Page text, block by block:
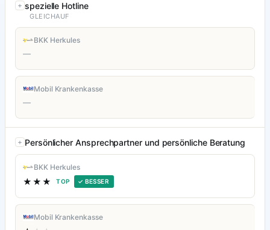
spezielle Hotline
GLEICHAUF
BKK Herkules
—
Mobil Krankenkasse
—
Persönlicher Ansprechpartner und persönliche Beratung
BKK Herkules
★★★ TOP ✓ BESSER
Mobil Krankenkasse